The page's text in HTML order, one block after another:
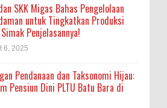
SKK Migas Bahas Pengelolaan
untuk Tingkatkan Produksi
Penjelasannya!
6, 2025
Pendanaan dan Taksonomi Hijau:
Pensiun Dini PLTU Batu Bara di